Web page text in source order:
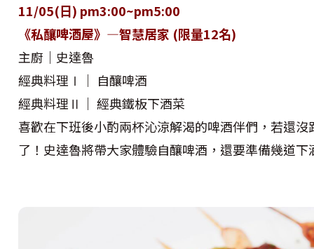
11/05(日) pm3:00~pm5:00
《私釀啤酒屋》—智慧居家 (限量12名)
主廚｜史達魯
經典料理Ⅰ｜ 自釀啤酒
經典料理Ⅱ｜ 經典鐵板下酒菜
喜歡在下班後小酌兩杯沁涼解渴的啤酒伴們，若還
了！史達魯將帶大家體驗自釀啤酒，還要準備幾道